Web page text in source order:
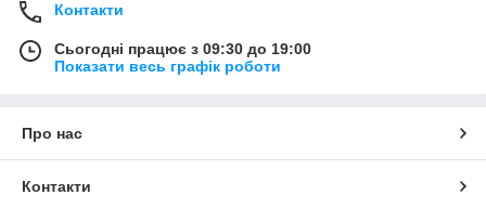
Контакти
Сьогодні працює з 09:30 до 19:00
Показати весь графік роботи
Про нас
Контакти